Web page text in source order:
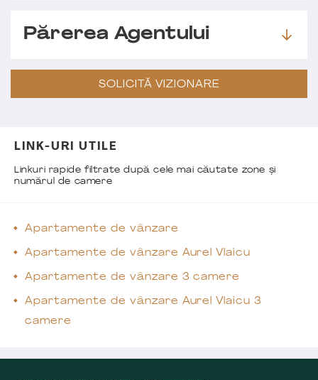
Părerea Agentului
SOLICITĂ VIZIONARE
LINK-URI UTILE
Linkuri rapide filtrate după cele mai căutate zone și
numărul de camere
Apartamente de vânzare
Apartamente de vânzare Aurel Vlaicu
Apartamente de vânzare 3 camere
Apartamente de vânzare Aurel Vlaicu 3
camere